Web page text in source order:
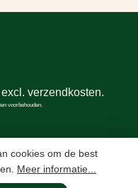
verzendkosten.
voorbehouden.
cookies om de best
Meer informatie...